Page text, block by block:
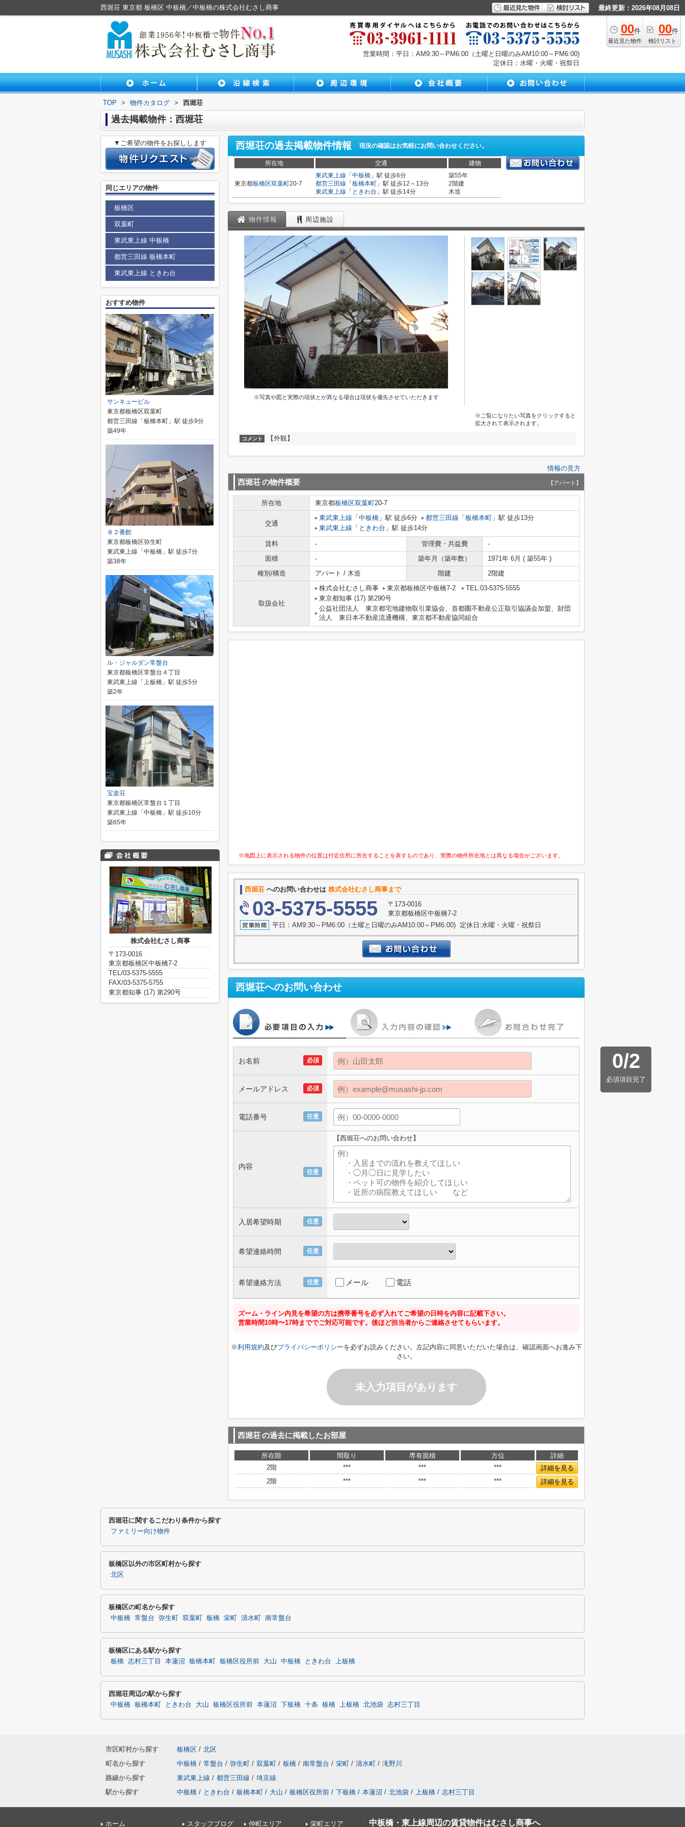
西堀荘 東京都 板橋区 中板橋／中板橋の株式会社むさし商事 最終更新：2026年08月08日
00件
最近見た物件
00件
検討リスト
営業時間：平日：AM9:30～PM6:00（土曜と日曜のみAM10:00～PM6:00)
定休日：水曜・火曜・祝祭日
TOP > 物件カタログ > 西堀荘
過去掲載物件：西堀荘
西堀荘の過去掲載物件情報 現況の確認はお気軽にお問い合わせください。
所在地 交通 建物
東京都板橋区双葉町20-7
東武東上線 「 中板橋 」駅 徒歩6分
都営三田線 「 板橋本町 」駅 徒歩12～13分
東武東上線 「 ときわ台 」駅 徒歩14分
築55年
2階建
木造
物件情報 周辺施設
※写真や図と実際の現状とが異なる場合は現状を優先させていただきます
※ご覧になりたい写真をクリックすると
拡大されて表示されます。
コメント 【外観】
情報の見方
西堀荘の物件概要 【アパート】
所在地 東京都板橋区双葉町20-7
交通
東武東上線 「 中板橋 」駅 徒歩6分 都営三田線 「 板橋本町 」駅 徒歩13分
東武東上線 「 ときわ台 」駅 徒歩14分
賃料 - 管理費・共益費
-
面積
- 築年月（築年数）
1971年 6月 ( 築55年 )
種別/構造
アパート / 木造 階建 2階建
取扱会社
株式会社むさし商事 東京都板橋区中板橋7-2
TEL:03-5375-5555
東京都知事 (17) 第290号
公益社団法人 東京都宅地建物取引業協会、首都圏不動産公正取引協議会加盟、財団
法人 東日本不動産流通機構、東京都不動産協同組合
※地図上に表示される物件の位置は付近住所に所在することを表すものであり、実際の物件所在地とは異なる場合がございます。
西堀荘 へのお問い合わせは 株式会社むさし商事まで
03-5375-5555
〒173-0016
東京都板橋区中板橋7-2
平日：AM9:30～PM6:00（土曜と日曜のみAM10:00～PM6:00) 定休日:水曜・火曜・祝祭日
西堀荘へのお問い合わせ
0/2
必須項目完了
必須
お名前
必須
メールアドレス
任意
電話番号
任意
内容
【西堀荘へのお問い合わせ】
任意
入居希望時期
任意
希望連絡時間
任意
希望連絡方法 メール 電話
ズーム・ライン内見を希望の方は携帯番号を必ず入れてご希望の日時を内容に記載下さい。
営業時間10時〜17時まででご対応可能です。後ほど担当者からご連絡させてもらいます。
※利用規約及びプライバシーポリシーを必ずお読みください。左記内容に同意いただいた場合は、確認画面へお進み下
さい。
未入力項目があります
西堀荘の過去に掲載したお部屋
所在階 間取り 専有面積 方位
詳細
2階
*** *** ***
詳細を見る
2階
*** *** *** 詳細を見る
▼ご希望の物件をお探しします
同じエリアの物件
板橋区
双葉町
東武東上線 中板橋
都営三田線 板橋本町
東武東上線 ときわ台
おすすめ物件
サンキュービル
東京都板橋区双葉町
都営三田線「板橋本町」駅 徒歩9分
築49年
８２番館
東京都板橋区弥生町
東武東上線「中板橋」駅 徒歩7分
築38年
ル・ジャルダン常盤台
東京都板橋区常盤台４丁目
東武東上線「上板橋」駅 徒歩5分
築2年
宝楽荘
東京都板橋区常盤台１丁目
東武東上線「中板橋」駅 徒歩10分
築65年
株式会社むさし商事
〒173-0016
東京都板橋区中板橋7-2
TEL/03-5375-5555
FAX/03-5375-5755
東京都知事 (17) 第290号
西堀荘に関するこだわり条件から探す
ファミリー向け物件
板橋区以外の市区町村から探す
北区
板橋区の町名から探す
中板橋 常盤台 弥生町 双葉町 板橋 栄町 清水町 南常盤台
板橋区にある駅から探す
板橋 志村三丁目 本蓮沼 板橋本町 板橋区役所前 大山 中板橋 ときわ台 上板橋
西堀荘周辺の駅から探す
中板橋 板橋本町 ときわ台 大山 板橋区役所前 本蓮沼 下板橋 十条 板橋 上板橋 北池袋 志村三丁目
市区町村から探す 板橋区 / 北区
町名から探す
中板橋 / 常盤台 / 弥生町 / 双葉町 / 板橋 / 南常盤台 / 栄町 / 清水町 / 滝野川
路線から探す
東武東上線 / 都営三田線 / 埼京線
駅から探す
中板橋 / ときわ台 / 板橋本町 / 大山 / 板橋区役所前 / 下板橋 / 本蓮沼 / 北池袋 / 上板橋 / 志村三丁目
ホーム スタッフブログ 仲町エリア 栄町エリア 中板橋・東上線周辺の賃貸物件はむさし商事へ